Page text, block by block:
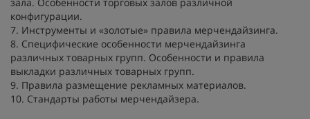
конфигурации.
7. Инструменты и «золотые» правила мерчендайзинга.
8. Специфические особенности мерчендайзинга
различных товарных групп. Особенности и правила
выкладки различных товарных групп.
9. Правила размещение рекламных материалов.
10. Стандарты работы мерчендайзера.